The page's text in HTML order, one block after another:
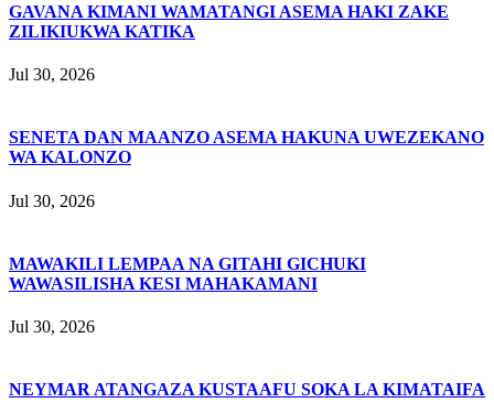
GAVANA KIMANI WAMATANGI ASEMA HAKI ZAKE
ZILIKIUKWA KATIKA
Jul 30, 2026
SENETA DAN MAANZO ASEMA HAKUNA UWEZEKANO
WA KALONZO
Jul 30, 2026
MAWAKILI LEMPAA NA GITAHI GICHUKI
WAWASILISHA KESI MAHAKAMANI
Jul 30, 2026
NEYMAR ATANGAZA KUSTAAFU SOKA LA KIMATAIFA